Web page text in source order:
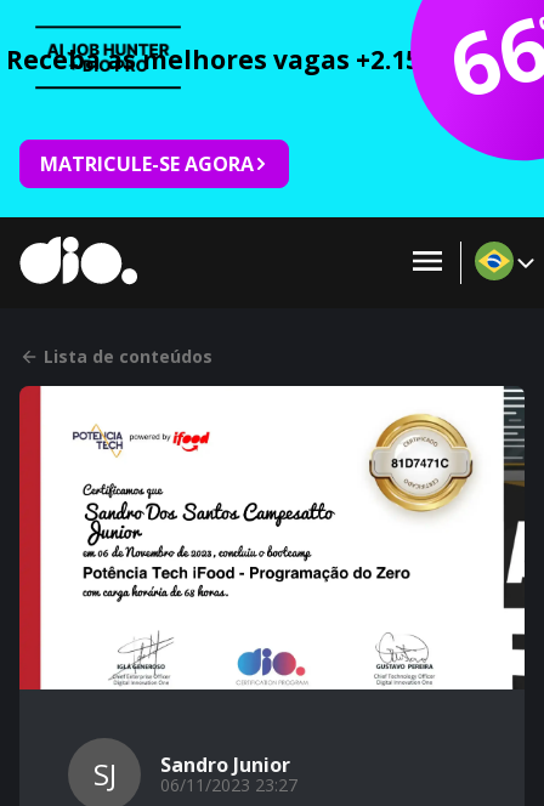
Receba as melhores vagas +2.150 cursos
MATRICULE-SE AGORA
Lista de conteúdos
SJ Sandro Junior
06/11/2023 23:27